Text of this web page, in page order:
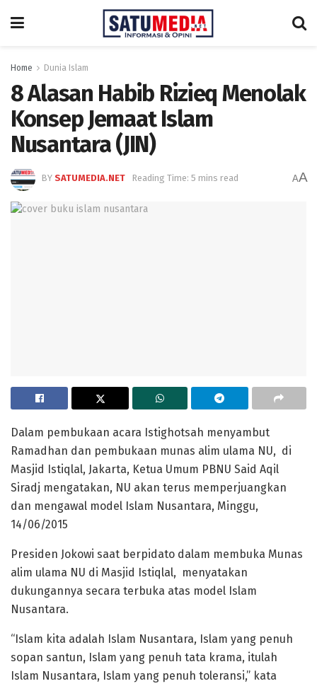
Home Dunia Islam
8 Alasan Habib Rizieq Menolak
Konsep Jemaat Islam
Nusantara (JIN)
BY SATUMEDIA.NET Reading Time: 5 mins read AA
Dalam pembukaan acara Istighotsah menyambut
Ramadhan dan pembukaan munas alim ulama NU, di
Masjid Istiqlal, Jakarta, Ketua Umum PBNU Said Aqil
Siradj mengatakan, NU akan terus memperjuangkan
dan mengawal model Islam Nusantara, Minggu,
14/06/2015
Presiden Jokowi saat berpidato dalam membuka Munas
alim ulama NU di Masjid Istiqlal, menyatakan
dukungannya secara terbuka atas model Islam
Nusantara.
“Islam kita adalah Islam Nusantara, Islam yang penuh
sopan santun, Islam yang penuh tata krama, itulah
Islam Nusantara, Islam yang penuh toleransi,” kata